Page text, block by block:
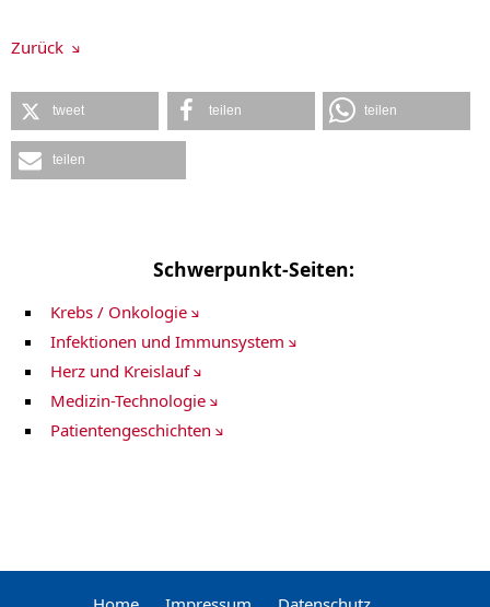
Zurück
tweet teilen teilen
teilen
Schwerpunkt-Seiten:
Krebs / Onkologie
Infektionen und Immunsystem
Herz und Kreislauf
Medizin-Technologie
Patientengeschichten